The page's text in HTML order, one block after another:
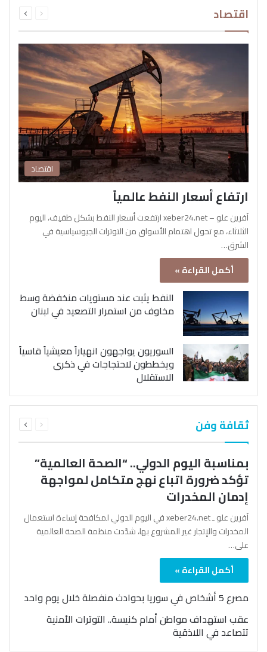
اقتصاد الصفحةالصفحة
اقتصاد
ارتفاع أسعار النفط عالمياً
آفرين علو – xeber24.net ارتفعت أسعار النفط بشكل طفيف، اليوم
الثلاثاء، مع تحول اهتمام الأسواق من التوترات الجيوسياسية في
الشرق…
أكمل القراءة »
النفط يثبت عند مستويات منخفضة وسط
مخاوف من استمرار التصعيد في لبنان
السوريون يواجهون انهياراً معيشياً قاسياً
ويخططون لاحتجاجات في ذكرى
الاستقلال
ثقافة وفن الصفحةالصفحة
بمناسبة اليوم الدولي.. “الصحة العالمية”
تؤكد ضرورة اتباع نهج متكامل لمواجهة
إدمان المخدرات
آفرين علو ـ xeber24.net في اليوم الدولي لمكافحة إساءة استعمال
المخدرات والإتجار غير المشروع بها، شدّدت منظمة الصحة العالمية
على…
أكمل القراءة »
مصرع 5 أشخاص في سوريا بحوادث منفصلة خلال يوم واحد
عقب استهداف مواطن أمام كنيسة.. التوترات الأمنية
تتصاعد في اللاذقية